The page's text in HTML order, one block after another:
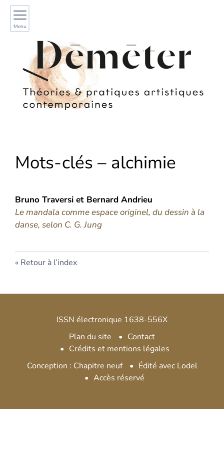
Menu
Mots-clés – alchimie
Bruno Traversi et Bernard Andrieu
Le mandala comme espace originel, du dessin à la
danse, selon C. G. Jung
Retour à l’index
ISSN électronique 1638-556X
Plan du site
Contact
Crédits et mentions légales
Conception : Chapitre neuf
Édité avec Lodel
Accès réservé